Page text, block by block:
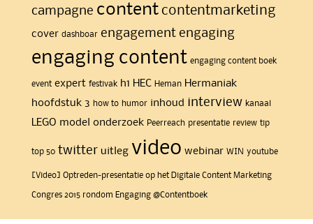
campagne content contentmarketing
cover dashboar engagement engaging
engaging content engaging content boek
event expert festivak h1 HEC Heman Hermaniak
hoofdstuk 3
how to humor inhoud interview kanaal
LEGO model onderzoek Peerreach presentatie review tip
top 50 twitter uitleg video webinar WIN youtube
[Video] Optreden-presentatie op het Digitale Content Marketing
Congres 2015 rondom Engaging @Contentboek